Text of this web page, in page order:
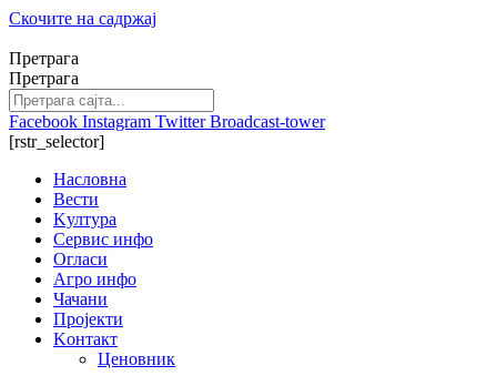
Скочите на садржај
Претрага
Претрага
Facebook Instagram Twitter Broadcast-tower
[rstr_selector]
Насловна
Вести
Kултура
Сервис инфо
Огласи
Агро инфо
Чачани
Пројекти
Kонтакт
Ценовник